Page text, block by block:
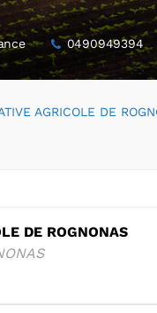
0490949394
AGRICOLE DE
DE ROGNONAS